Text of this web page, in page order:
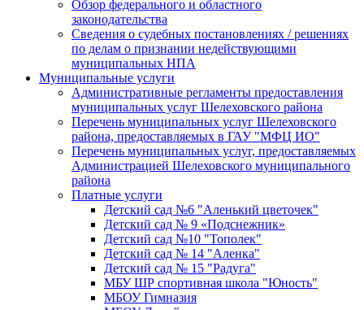
Обзор федерального и областного
законодательства
Сведения о судебных постановлениях / решениях
по делам о признании недействующими
муниципальных НПА
Муниципальные услуги
Административные регламенты предоставления
муниципальных услуг Шелеховского района
Перечень муниципальных услуг Шелеховского
района, предоставляемых в ГАУ "МФЦ ИО"
Перечень муниципальных услуг, предоставляемых
Администрацией Шелеховского муниципального
района
Платные услуги
Детский сад №6 "Аленький цветочек"
Детский сад № 9 «Подснежник»
Детский сад №10 "Тополек"
Детский сад № 14 "Аленка"
Детский сад № 15 "Радуга"
МБУ ШР спортивная школа "Юность"
МБОУ Гимназия